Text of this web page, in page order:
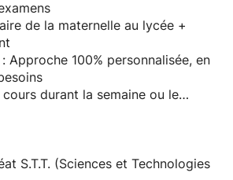
de la maternelle au lycée +
Approche 100% personnalisée, en
cours durant la semaine ou le
: Faire de l'apprentissage un
S.T.T. (Sciences et Technologies